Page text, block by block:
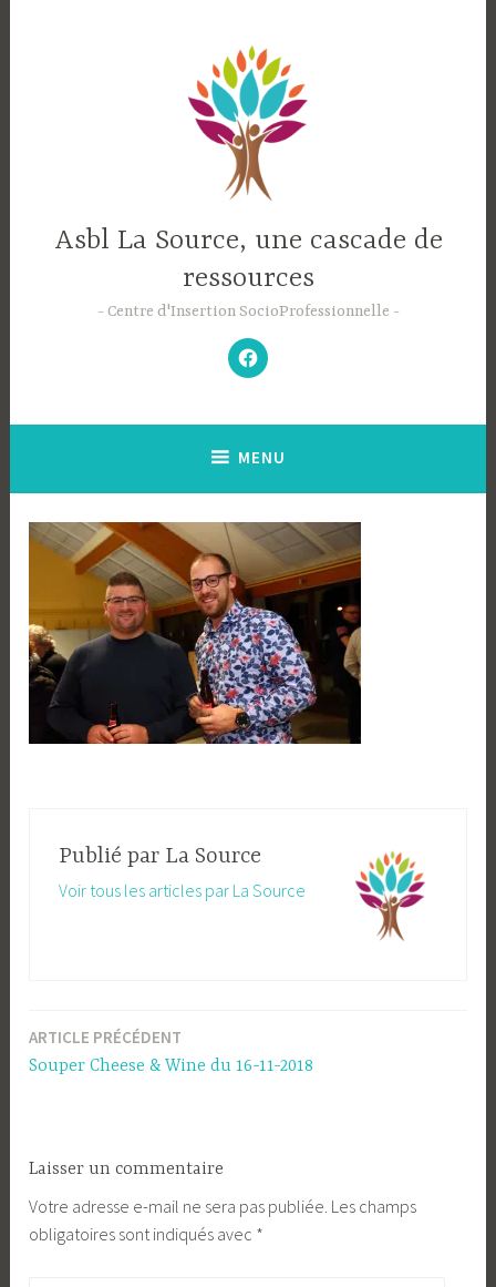
Asbl La Source, une cascade de
ressources
Centre d'Insertion SocioProfessionnelle
–
N’hésitez
pas
à
;-)
MENU
Publié par La Source
Voir tous les articles par La Source
Navigation
ARTICLE PRÉCÉDENT
Souper Cheese & Wine du 16-11-2018
Laisser un commentaire
Votre adresse e-mail ne sera pas publiée. Les champs
obligatoires sont indiqués avec *